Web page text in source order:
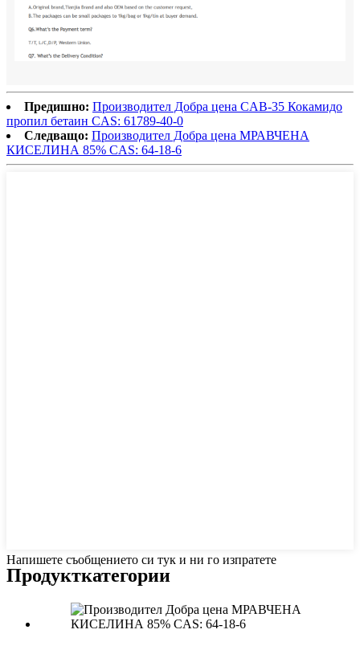
Предишно: Производител Добра цена CAB-35 Кокамидо
пропил бетаин CAS: 61789-40-0
Следващо: Производител Добра цена МРАВЧЕНА
КИСЕЛИНА 85% CAS: 64-18-6
Напишете съобщението си тук и ни го изпратете
Продукткатегории